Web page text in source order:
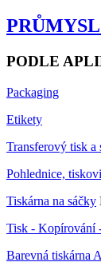
PODLE
Packaging
Etikety
Transferový tisk a
Pohlednice,
Tiskárna na sáčky
Tisk - Kopírování
Barevná tiskárna